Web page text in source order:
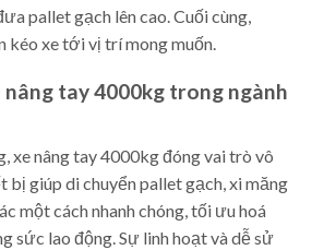
pallet gạch lên cao. Cuối cùng,
kéo xe tới vị trí mong muốn.
nâng tay 4000kg trong ngành
xe nâng tay 4000kg đóng vai trò vô
bị giúp di chuyển pallet gạch, xi măng
một cách nhanh chóng, tối ưu hoá
sức lao động. Sự linh hoạt và dễ sử